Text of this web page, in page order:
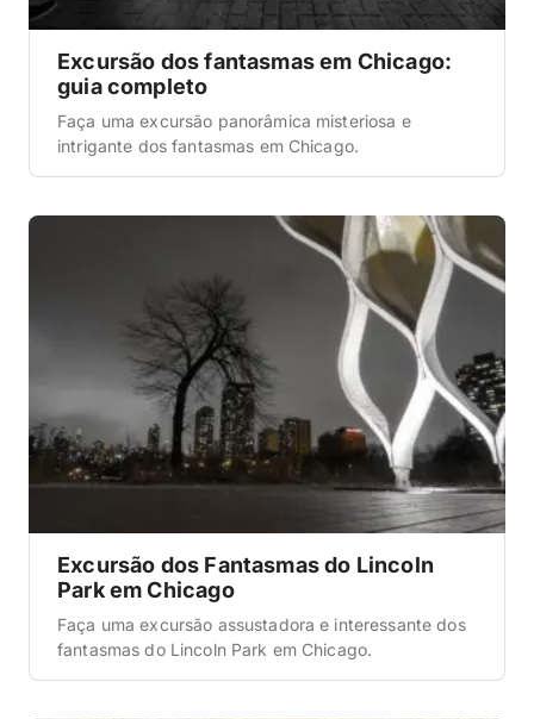
Excursão dos fantasmas em Chicago:
guia completo
Faça uma excursão panorâmica misteriosa e
intrigante dos fantasmas em Chicago.
Excursão dos Fantasmas do Lincoln
Park em Chicago
Faça uma excursão assustadora e interessante dos
fantasmas do Lincoln Park em Chicago.